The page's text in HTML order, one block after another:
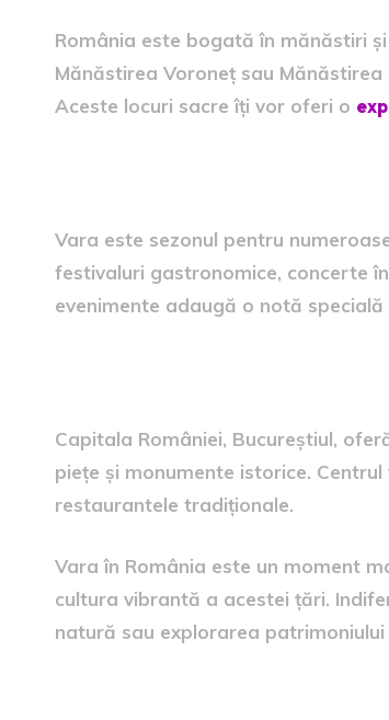
România este bogată în mănăstiri
Mănăstirea Voroneț sau
Aceste locuri sacre îți vor oferi o
Vara este sezonul pentru
festivaluri gastronomice, concerte
evenimente adaugă o notă
Capitala României, Bucureștiul,
piețe și monumente istorice.
restaurantele tradiționale.
Vara în România este un moment
cultura vibrantă a acestei țări.
natură sau explorarea